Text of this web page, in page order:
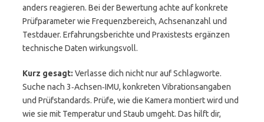
anders reagieren. Bei der Bewertung achte auf konkrete
Prüfparameter wie Frequenzbereich, Achsenanzahl und
Testdauer. Erfahrungsberichte und Praxistests ergänzen
technische Daten wirkungsvoll.
Kurz gesagt: Verlasse dich nicht nur auf Schlagworte.
Suche nach 3‑Achsen‑IMU, konkreten Vibrationsangaben
und Prüfstandards. Prüfe, wie die Kamera montiert wird und
wie sie mit Temperatur und Staub umgeht. Das hilft dir,